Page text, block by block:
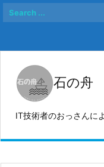
石の舟
IT技術者のおっさんに